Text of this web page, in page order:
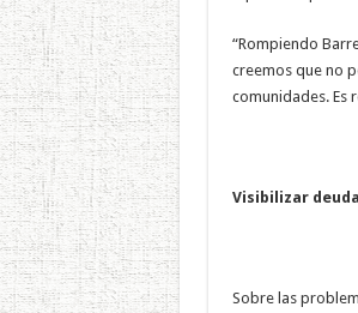
“Rompiendo
creemos que no
comunidades. Es
Visibilizar
Sobre las